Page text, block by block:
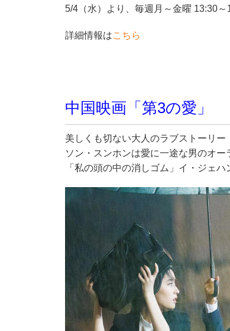
5/4（水）より、毎週月～金曜 13:30～
詳細情報はこちら
中国映画「第3の愛」
美しくも切ない大人のラブストーリー
ソン・スンホンは愛に一途な男のオー
「私の頭の中の消しゴム」イ・ジェハ